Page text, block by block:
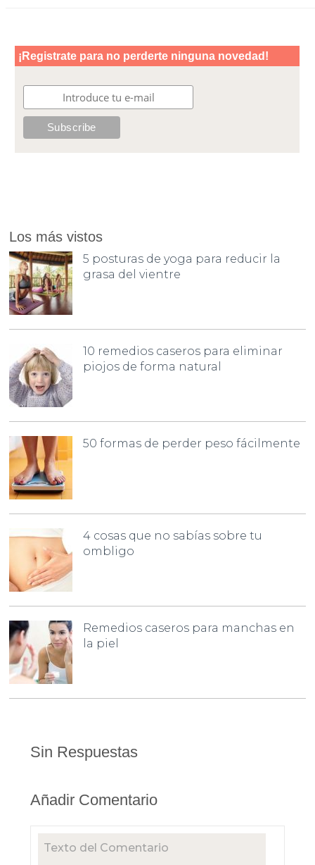
Los más vistos
5 posturas de yoga para reducir la
grasa del vientre
10 remedios caseros para eliminar
piojos de forma natural
50 formas de perder peso fácilmente
4 cosas que no sabías sobre tu
ombligo
Remedios caseros para manchas en
la piel
Sin Respuestas
Añadir Comentario